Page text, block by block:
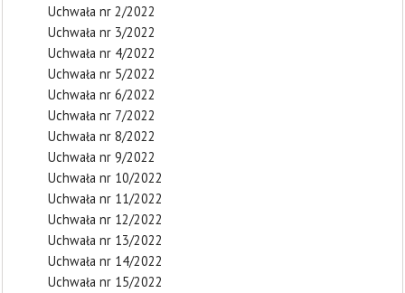
Uchwała nr 2/2022
Uchwała nr 3/2022
Uchwała nr 4/2022
Uchwała nr 5/2022
Uchwała nr 6/2022
Uchwała nr 7/2022
Uchwała nr 8/2022
Uchwała nr 9/2022
Uchwała nr 10/2022
Uchwała nr 11/2022
Uchwała nr 12/2022
Uchwała nr 13/2022
Uchwała nr 14/2022
Uchwała nr 15/2022